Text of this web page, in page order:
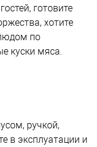
готовите
хотите
по
куски мяса.
ручкой,
в эксплуатации и